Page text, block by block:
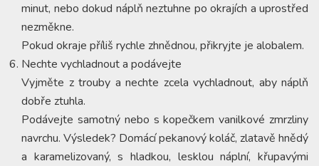
minut, nebo dokud náplň neztuhne po okrajích a uprostřed
nezměkne.
Pokud okraje příliš rychle zhnědnou, přikryjte je alobalem.
Nechte vychladnout a podávejte
Vyjměte z trouby a nechte zcela vychladnout, aby náplň
dobře ztuhla.
Podávejte samotný nebo s kopečkem vanilkové zmrzliny
navrchu. Výsledek? Domácí pekanový koláč, zlatavě hnědý
a karamelizovaný, s hladkou, lesklou náplní, křupavými